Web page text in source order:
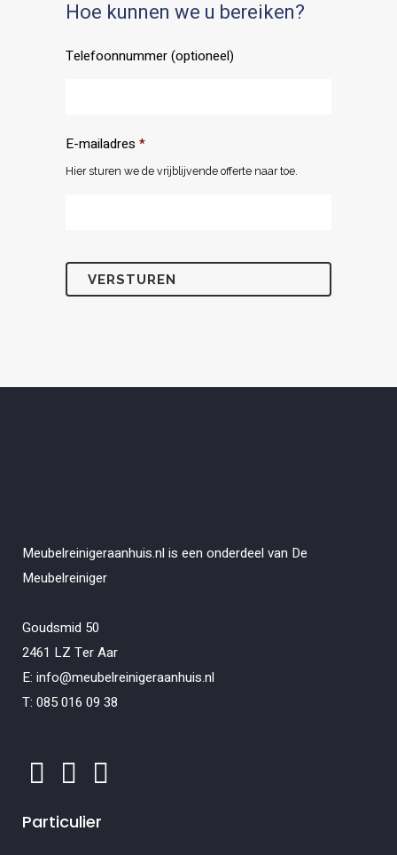
Hoe kunnen we u bereiken?
Telefoonnummer (optioneel)
E-mailadres *
Hier sturen we de vrijblijvende offerte naar toe.
Meubelreinigeraanhuis.nl is een onderdeel van De
Meubelreiniger
Goudsmid 50
2461 LZ Ter Aar
E: info@meubelreinigeraanhuis.nl
T: 085 016 09 38
Particulier